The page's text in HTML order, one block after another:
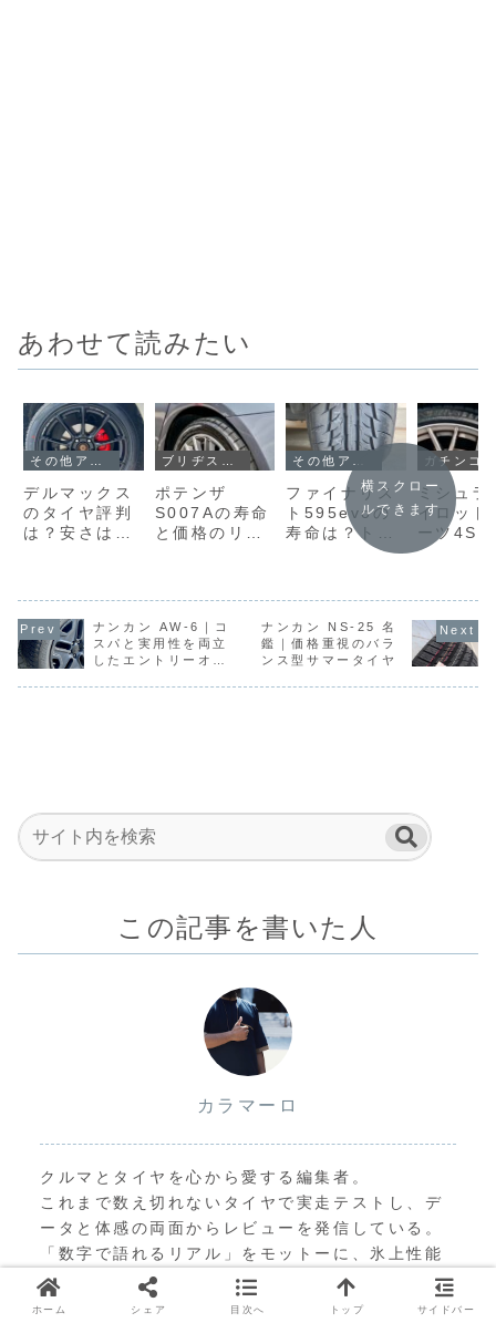
あわせて読みたい
デルマックス
のタイヤ評判
は？安さは魅
ブリヂストン
ポテンザ
S007Aの寿命
と価格のリア
ファイナリス
ト595evoの
寿命は？トレ
ッドウェアと
ミシュラ
イロット
ーツ4S
の違いは
横スクロー
ルできます
ナンカン AW-6｜コ
スパと実用性を両立
したエントリーオー
ナンカン NS-25 名
鑑｜価格重視のバラ
ンス型サマータイヤ
この記事を書いた人
カラマーロ
クルマとタイヤを心から愛する編集者。
これまで数え切れないタイヤで実走テストし、デ
ータと体感の両面からレビューを発信している。
「数字で語れるリアル」をモットーに、氷上性能
や静粛性、寿命まで“走って確かめた”情報を届け
るぜ！
ホーム シェア 目次へ トップ サイドバー